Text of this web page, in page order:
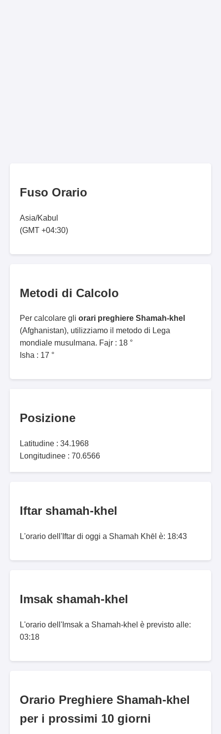
Fuso Orario
Asia/Kabul
(GMT +04:30)
Metodi di Calcolo
Per calcolare gli orari preghiere Shamah-khel
(Afghanistan), utilizziamo il metodo di Lega
mondiale musulmana. Fajr : 18 °
Isha : 17 °
Posizione
Latitudine : 34.1968
Longitudinee : 70.6566
Iftar shamah-khel
L'orario dell'Iftar di oggi a Shamah Khēl è: 18:43
Imsak shamah-khel
L'orario dell'Imsak a Shamah-khel è previsto alle:
03:18
Orario Preghiere Shamah-khel
per i prossimi 10 giorni